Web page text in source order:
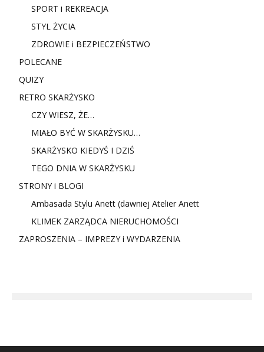
SPORT i REKREACJA
STYL ŻYCIA
ZDROWIE i BEZPIECZEŃSTWO
POLECANE
QUIZY
RETRO SKARŻYSKO
CZY WIESZ, ŻE…
MIAŁO BYĆ W SKARŻYSKU…
SKARŻYSKO KIEDYŚ I DZIŚ
TEGO DNIA W SKARŻYSKU
STRONY i BLOGI
Ambasada Stylu Anett (dawniej Atelier Anett
KLIMEK ZARZĄDCA NIERUCHOMOŚCI
ZAPROSZENIA – IMPREZY i WYDARZENIA